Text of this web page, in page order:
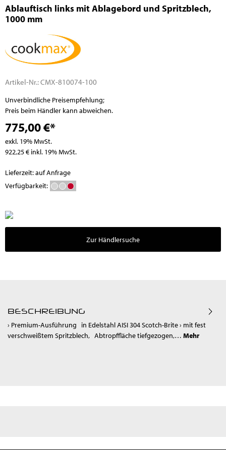
Ablauftisch links mit Ablagebord und Spritzblech,
1000 mm
Artikel-Nr.:CMX-810074-100
Unverbindliche Preisempfehlung;
Preis beim Händler kann abweichen.
775,00 €*
exkl. 19% MwSt.
922,25 € inkl. 19% MwSt.
Lieferzeit: auf Anfrage
Verfügbarkeit:
Zur Händlersuche
BESCHREIBUNG
› Premium-Ausführung in Edelstahl AISI 304 Scotch-Brite › mit fest
verschweißtem Spritzblech, Abtropffläche tiefgezogen,… Mehr